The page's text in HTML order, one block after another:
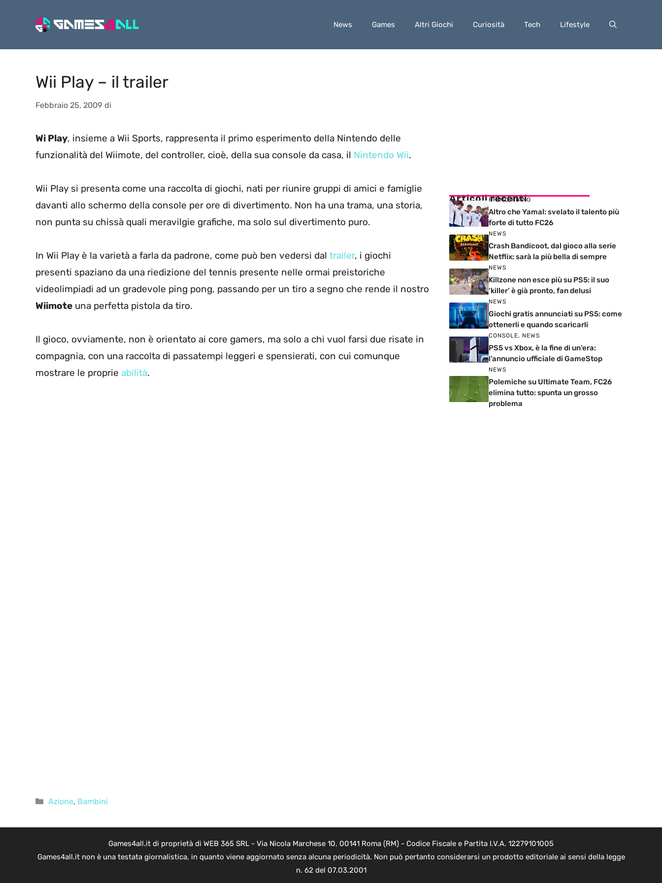
News Games Altri Giochi Curiosità Tech Lifestyle
Wii Play – il trailer
Febbraio 25, 2009 di
Wi Play, insieme a Wii Sports, rappresenta il primo esperimento della Nintendo delle
funzionalità del Wiimote, del controller, cioè, della sua console da casa, il Nintendo Wii.
Wii Play si presenta come una raccolta di giochi, nati per riunire gruppi di amici e famiglie
davanti allo schermo della console per ore di divertimento. Non ha una trama, una storia,
non punta su chissà quali meravilgie grafiche, ma solo sul divertimento puro.
In Wii Play è la varietà a farla da padrone, come può ben vedersi dal trailer, i giochi
presenti spaziano da una riedizione del tennis presente nelle ormai preistoriche
videolimpiadi ad un gradevole ping pong, passando per un tiro a segno che rende il nostro
Wiimote una perfetta pistola da tiro.
Il gioco, ovviamente, non è orientato ai core gamers, ma solo a chi vuol farsi due risate in
compagnia, con una raccolta di passatempi leggeri e spensierati, con cui comunque
mostrare le proprie abilità.
Categorie
Azione, Bambini
Articoli recenti
PRIMO PIANO
Altro che Yamal: svelato il talento più
forte di tutto FC26
NEWS
Crash Bandicoot, dal gioco alla serie
Netflix: sarà la più bella di sempre
NEWS
Killzone non esce più su PS5: il suo
‘killer’ è già pronto, fan delusi
NEWS
Giochi gratis annunciati su PS5: come
ottenerli e quando scaricarli
CONSOLE, NEWS
PS5 vs Xbox, è la fine di un’era:
l’annuncio ufficiale di GameStop
NEWS
Polemiche su Ultimate Team, FC26
elimina tutto: spunta un grosso
problema
Games4all.it di proprietà di WEB 365 SRL - Via Nicola Marchese 10, 00141 Roma (RM) - Codice Fiscale e Partita I.V.A. 12279101005
Games4all.it non è una testata giornalistica, in quanto viene aggiornato senza alcuna periodicità. Non può pertanto considerarsi un prodotto editoriale ai sensi della legge
n. 62 del 07.03.2001